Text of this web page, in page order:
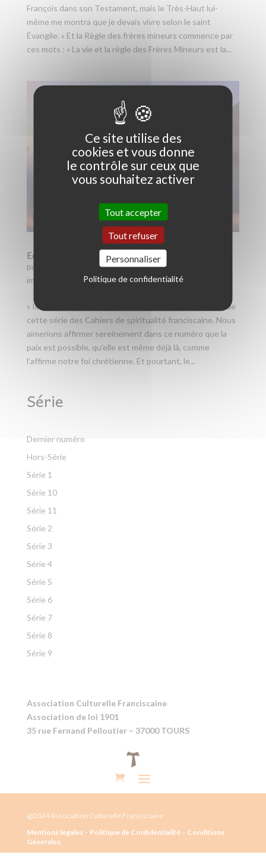
François dans son Testament, mais le Très-Haut lui-
même me montra que je devais vivre selon le saint
Évangile. » Et la Règle des frères mineurs commence par
ces mots : « La vie et la règle des Frères Mineurs est la...
Edito
par Fr. Nicolas Morin|Mai 12, 2025|Série 10 : une
impossible paix ?
« Impossible paix ? », nous demandions-nous au début de
cette série des Cahiers de spiritualité franciscaine. Nous
aimerions affirmer sereinement dans ce numéro que la
paix est possible, qu’elle est même déjà là, comme
l’affirme notre foi chrétienne. Et pourtant, le...
Série
Dernier numéro
Hors-Série
Série 1
Série 10
Série 11
Série 2
Série 3
Série 4
Série 5
Série 6
Série 7
Série 8
Série 9
Association Culturelle Franciscaine
Association de loi 1901
35 rue Fernand Pelloutier – 37000 TOURS
@2024 Association Culturelle Franciscaine
Mentions légales– Politique de Confidentialité– Conditions
Générales
Ce site utilise des
cookies et vous donne
le contrôle sur ceux que
vous souhaitez activer
Tout accepter
Tout refuser
Personnaliser
Politique de confidentialité